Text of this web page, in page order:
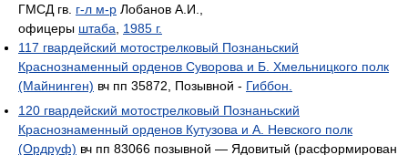
ГМСД гв. г-л м-р Лобанов А.И.,
офицеры штаба
1985 г.
117 гвардейский мотострелковый Познаньский
Краснознаменный орденов Суворова и Б. Хмельницкого полк
(Майнинген) вч пп 35872, Позывной - Гиббон.
120 гвардейский мотострелковый Познаньский
Краснознаменный орденов Кутузова и А. Невского полк
(Ордруф) вч пп 83066 позывной — Ядовитый (расформирован